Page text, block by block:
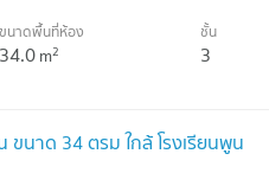
ขนาดพื้นที่ห้อง
34.0m2
ชั้น
3
ขนาด 34 ตรม ใกล้ โรงเรียนพูน